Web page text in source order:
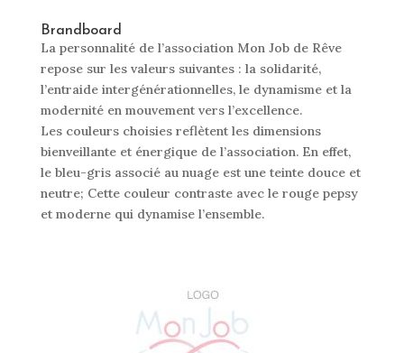
Brandboard
La personnalité de l’association Mon Job de Rêve
repose sur les valeurs suivantes : la solidarité,
l’entraide intergénérationnelles, le dynamisme et la
modernité en mouvement vers l’excellence.
Les couleurs choisies reflètent les dimensions
bienveillante et énergique de l’association. En effet,
le bleu-gris associé au nuage est une teinte douce et
neutre; Cette couleur contraste avec le rouge pepsy
et moderne qui dynamise l’ensemble.